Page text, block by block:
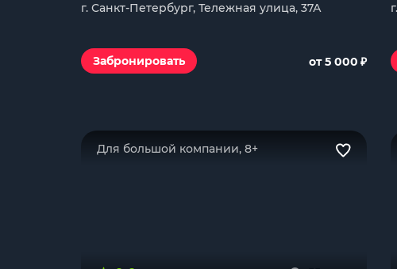
г. Санкт-Петербург, Тележная улица, 37А
Забронировать от 5 000 ₽
Для большой компании, 8+